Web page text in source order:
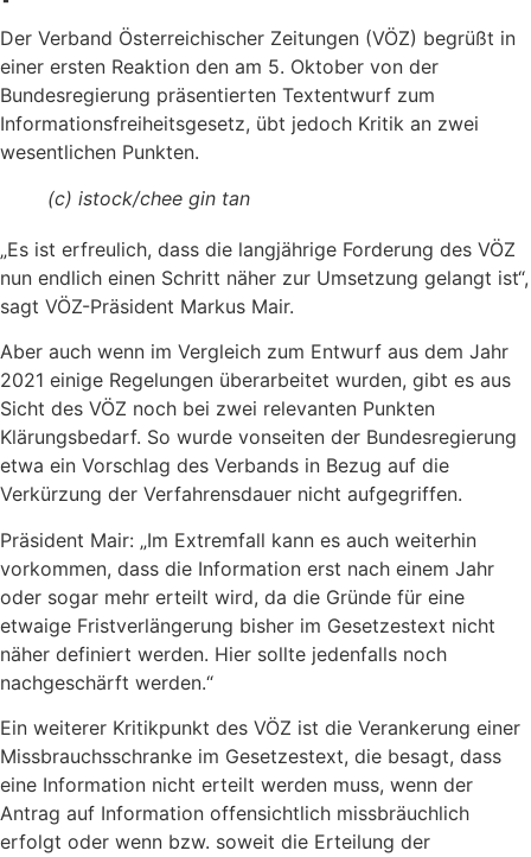
Der Verband Österreichischer Zeitungen (VÖZ) begrüßt in
einer ersten Reaktion den am 5. Oktober von der
Bundesregierung präsentierten Textentwurf zum
Informationsfreiheitsgesetz, übt jedoch Kritik an zwei
wesentlichen Punkten.
(c) istock/chee gin tan
„Es ist erfreulich, dass die langjährige Forderung des VÖZ
nun endlich einen Schritt näher zur Umsetzung gelangt ist“,
sagt VÖZ-Präsident Markus Mair.
Aber auch wenn im Vergleich zum Entwurf aus dem Jahr
2021 einige Regelungen überarbeitet wurden, gibt es aus
Sicht des VÖZ noch bei zwei relevanten Punkten
Klärungsbedarf. So wurde vonseiten der Bundesregierung
etwa ein Vorschlag des Verbands in Bezug auf die
Verkürzung der Verfahrensdauer nicht aufgegriffen.
Präsident Mair: „Im Extremfall kann es auch weiterhin
vorkommen, dass die Information erst nach einem Jahr
oder sogar mehr erteilt wird, da die Gründe für eine
etwaige Fristverlängerung bisher im Gesetzestext nicht
näher definiert werden. Hier sollte jedenfalls noch
nachgeschärft werden.“
Ein weiterer Kritikpunkt des VÖZ ist die Verankerung einer
Missbrauchsschranke im Gesetzestext, die besagt, dass
eine Information nicht erteilt werden muss, wenn der
Antrag auf Information offensichtlich missbräuchlich
erfolgt oder wenn bzw. soweit die Erteilung der